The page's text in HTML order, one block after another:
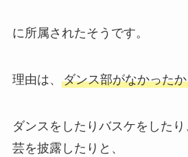
に所属されたそうです。
理由は、 ダンス部がなかった
ダンスをしたりバスケをした
芸を披露したりと、